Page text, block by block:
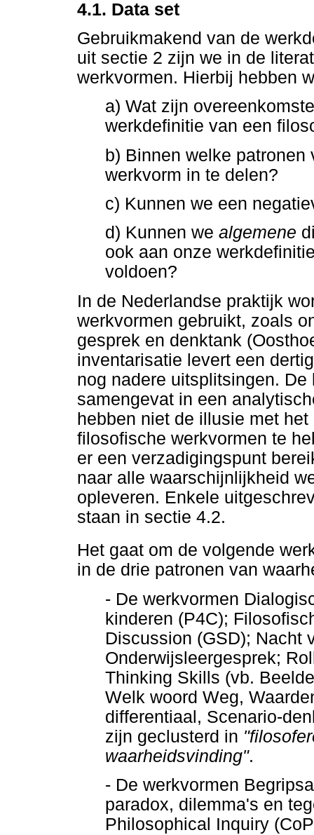
4.1. Data set
Gebruikmakend van de
uit sectie 2 zijn we in de
werkvormen. Hierbij hebben
a) Wat zijn
werkdefinitie van een
b) Binnen welke
werkvorm in te delen?
c) Kunnen we een
d) Kunnen we algemene
ook aan onze
voldoen?
In de Nederlandse praktijk
werkvormen gebruikt, zoals
gesprek en denktank
inventarisatie levert een
nog nadere uitsplitsingen.
samengevat in een
hebben niet de illusie met
filosofische werkvormen te
er een verzadigingspunt
naar alle waarschijnlijkheid
opleveren. Enkele
staan in sectie 4.2.
Het gaat om de volgende
in de drie patronen van
- De werkvormen
kinderen (P4C);
Discussion (GSD); Nacht
Onderwijsleergesprek;
Thinking Skills (vb.
Welk woord Weg,
differentiaal, Scenario-
zijn geclusterd in
waarheidsvinding".
- De werkvormen
paradox, dilemma's en
Philosophical Inquiry